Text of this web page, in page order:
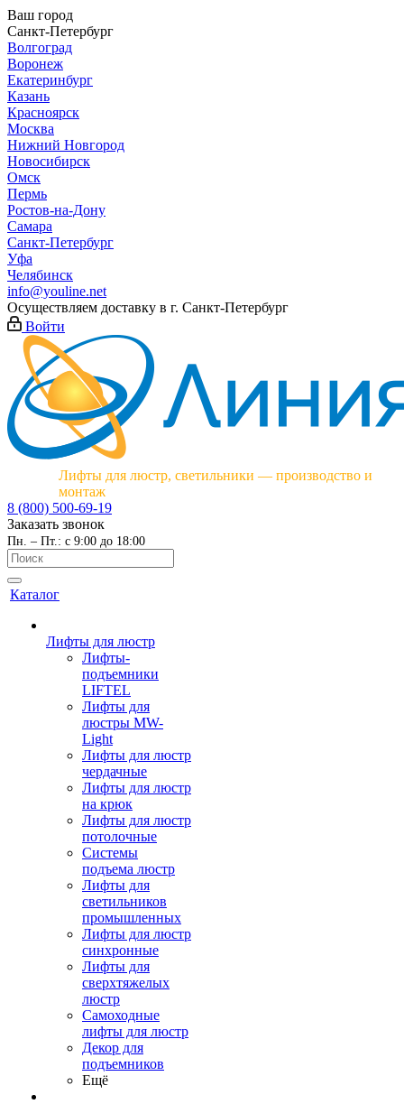
Ваш город
Санкт-Петербург
Волгоград
Воронеж
Екатеринбург
Казань
Красноярск
Москва
Нижний Новгород
Новосибирск
Омск
Пермь
Ростов-на-Дону
Самара
Санкт-Петербург
Уфа
Челябинск
info@youline.net
Осуществляем доставку в г. Санкт-Петербург
Войти
Лифты для люстр, светильники — производство и
монтаж
8 (800) 500-69-19
Заказать звонок
Пн. – Пт.: с 9:00 до 18:00
Каталог
Лифты для люстр
Лифты-
подъемники
LIFTEL
Лифты для
люстры MW-
Light
Лифты для люстр
чердачные
Лифты для люстр
на крюк
Лифты для люстр
потолочные
Системы
подъема люстр
Лифты для
светильников
промышленных
Лифты для люстр
синхронные
Лифты для
сверхтяжелых
люстр
Самоходные
лифты для люстр
Декор для
подъемников
Ещё